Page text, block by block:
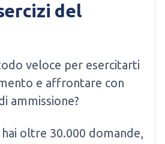
del
veloce per esercitarti
e affrontare con
ammissione?
oltre 30.000 domande,